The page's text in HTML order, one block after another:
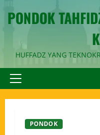
PONDOK
HUFFADZ YANG
PONDOK